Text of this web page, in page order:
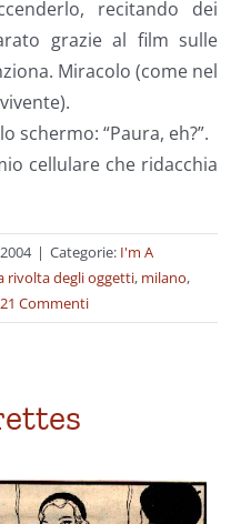
recitando dei
grazie al film sulle
Miracolo (come nel
schermo: “Paura, eh?”.
cellulare che ridacchia
| Categorie: I'm A
rivolta degli oggetti, milano,
21 Commenti